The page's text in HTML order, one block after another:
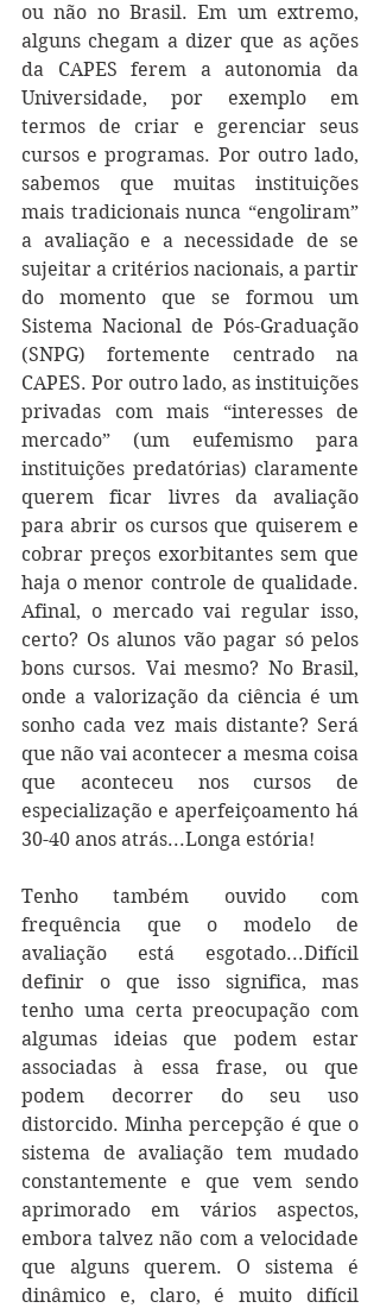
ou não no Brasil. Em um extremo,
alguns chegam a dizer que as ações
da CAPES ferem a autonomia da
Universidade, por exemplo em
termos de criar e gerenciar seus
cursos e programas. Por outro lado,
sabemos que muitas instituições
mais tradicionais nunca “engoliram”
a avaliação e a necessidade de se
sujeitar a critérios nacionais, a partir
do momento que se formou um
Sistema Nacional de Pós-Graduação
(SNPG) fortemente centrado na
CAPES. Por outro lado, as instituições
privadas com mais “interesses de
mercado” (um eufemismo para
instituições predatórias) claramente
querem ficar livres da avaliação
para abrir os cursos que quiserem e
cobrar preços exorbitantes sem que
haja o menor controle de qualidade.
Afinal, o mercado vai regular isso,
certo? Os alunos vão pagar só pelos
bons cursos. Vai mesmo? No Brasil,
onde a valorização da ciência é um
sonho cada vez mais distante? Será
que não vai acontecer a mesma coisa
que aconteceu nos cursos de
especialização e aperfeiçoamento há
30-40 anos atrás...Longa estória!
Tenho também ouvido com
frequência que o modelo de
avaliação está esgotado...Difícil
definir o que isso significa, mas
tenho uma certa preocupação com
algumas ideias que podem estar
associadas à essa frase, ou que
podem decorrer do seu uso
distorcido. Minha percepção é que o
sistema de avaliação tem mudado
constantemente e que vem sendo
aprimorado em vários aspectos,
embora talvez não com a velocidade
que alguns querem. O sistema é
dinâmico e, claro, é muito difícil